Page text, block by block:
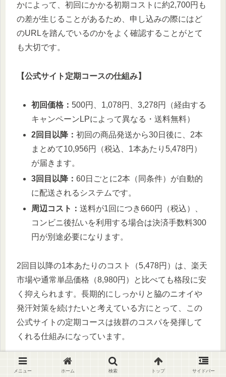
かによって、初回にかかる初期コストに約2,700円も
の差が生じることがあるため、申し込みの際にはど
のURLを踏んでいるのかをよく確認することがとて
も大切です。
【公式サイト定期コースの仕組み】
初回価格：500円、1,078円、3,278円（経由する
キャンペーンLPによって異なる・送料無料）
2回目以降：初回の商品発送から30日後に、2本
まとめて10,956円（税込、1本あたり5,478円）
が届きます。
3回目以降：60日ごとに2本（同条件）が自動的
に配送されるシステムです。
周辺コスト：送料が1回につき660円（税込）、
コンビニ後払いを利用する場合は決済手数料300
円が別途必要になります。
2回目以降の1本あたりのコスト（5,478円）は、楽天
市場や通常単品価格（8,980円）と比べても格段に安
く抑えられます。長期的にしっかりと脇のニオイや
発汗対策を続けたいと考えている方にとって、この
公式サイトの定期コースは抜群のコスパを発揮して
くれる仕組みになっています。
ただし、初回がどれだけ安くても「2回目以降の継続
メニュー ホーム 検索 トップ サイドバー